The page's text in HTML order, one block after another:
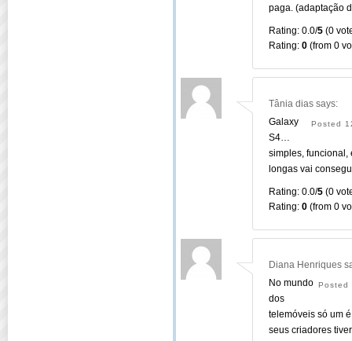
paga. (adaptação
Rating: 0.0/5(0
Rating: 0(from 0
Tânia dias says:
Posted
Galaxy
S4…
simples,
longas vai
Rating: 0.0/5(0
Rating: 0(from 0
Diana Henriques
Posted
No mundo
dos
telemóveis só um
seus criadores